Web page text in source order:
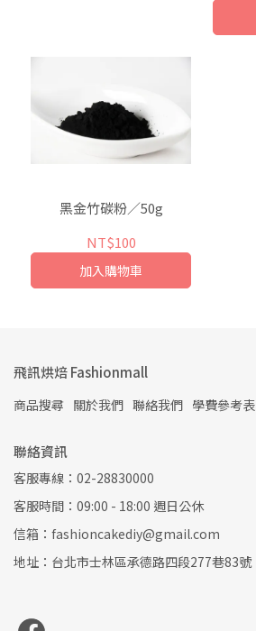
黑金竹碳粉／50g
NT$100
加入購物車
飛訊烘焙 Fashionmall
商品搜尋 關於我們 聯絡我們 學費參考表
聯絡資訊
客服專線：02-28830000
客服時間：09:00 - 18:00 週日公休
信箱：fashioncakediy@gmail.com
地址：台北市士林區承德路四段277巷83號